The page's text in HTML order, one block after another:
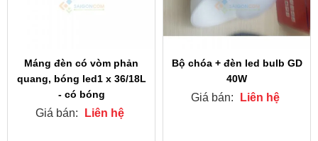
Máng đèn có vòm phản
quang, bóng led1 x 36/18L
- có bóng
Giá bán: Liên hệ
Bộ chóa + đèn led bulb GD
40W
Giá bán: Liên hệ